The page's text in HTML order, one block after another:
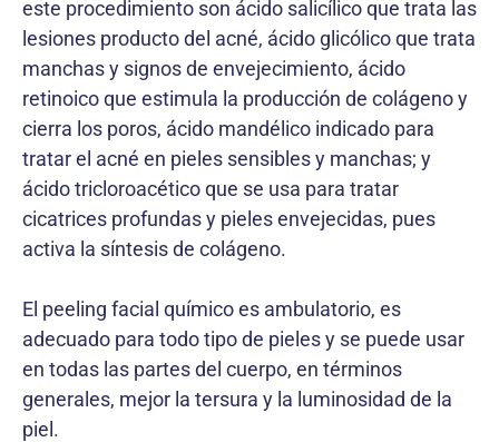
este procedimiento son ácido salicílico que trata las
lesiones producto del acné, ácido glicólico que trata
manchas y signos de envejecimiento, ácido
retinoico que estimula la producción de colágeno y
cierra los poros, ácido mandélico indicado para
tratar el acné en pieles sensibles y manchas; y
ácido tricloroacético que se usa para tratar
cicatrices profundas y pieles envejecidas, pues
activa la síntesis de colágeno.
El peeling facial químico es ambulatorio, es
adecuado para todo tipo de pieles y se puede usar
en todas las partes del cuerpo, en términos
generales, mejor la tersura y la luminosidad de la
piel.